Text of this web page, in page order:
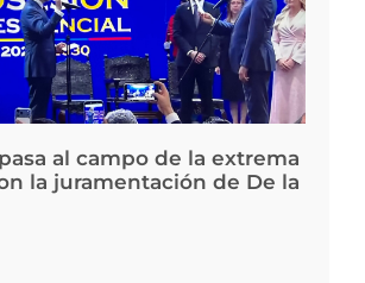
al campo de la extrema
la juramentación de De la